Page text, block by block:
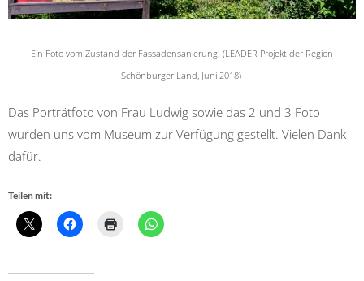
Ein Foto vom Zustand der Fassadensanierung. (LEADER Projekt der Region
Schönburger Land, Juni 2018)
Das Porträtfoto von Frau Ludwig sowie das 2 und 3 Foto
wurden uns vom Museum zur Verfügung gestellt. Vielen Dank
dafür.
Teilen mit: